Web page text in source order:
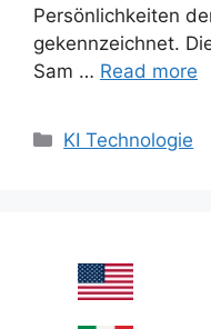
Persönlichkeiten
gekennzeichnet.
Sam … Read more
Categories
KI Technologie